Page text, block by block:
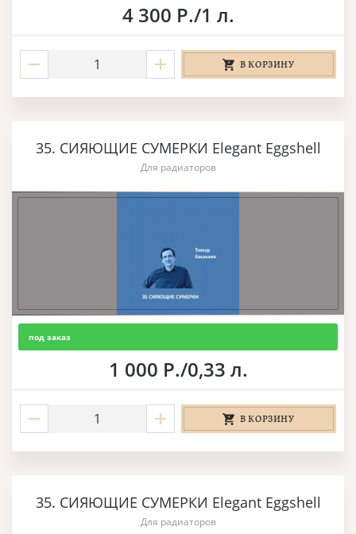
4 300 Р./1 л.
В КОРЗИНУ
35. СИЯЮЩИЕ СУМЕРКИ Elegant Eggshell
Для радиаторов
под заказ
1 000 Р./0,33 л.
В КОРЗИНУ
35. СИЯЮЩИЕ СУМЕРКИ Elegant Eggshell
Для радиаторов